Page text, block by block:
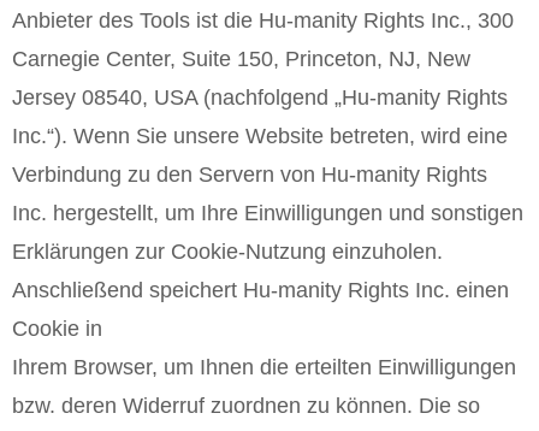
Anbieter des Tools ist die Hu-manity Rights Inc., 300
Carnegie Center, Suite 150, Princeton, NJ, New
Jersey 08540, USA (nachfolgend „Hu-manity Rights
Inc.“). Wenn Sie unsere Website betreten, wird eine
Verbindung zu den Servern von Hu-manity Rights
Inc. hergestellt, um Ihre Einwilligungen und sonstigen
Erklärungen zur Cookie-Nutzung einzuholen.
Anschließend speichert Hu-manity Rights Inc. einen
Cookie in
Ihrem Browser, um Ihnen die erteilten Einwilligungen
bzw. deren Widerruf zuordnen zu können. Die so